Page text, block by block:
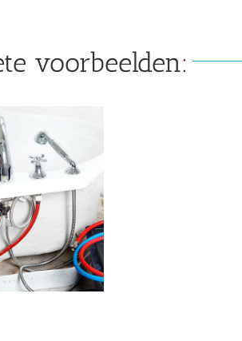
voorbeelden: